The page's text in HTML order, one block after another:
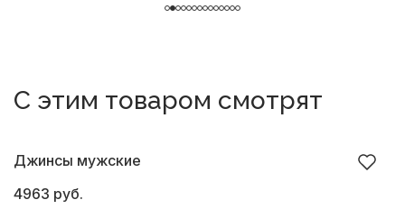
С этим товаром смотрят
Джинсы мужские
4963 руб.